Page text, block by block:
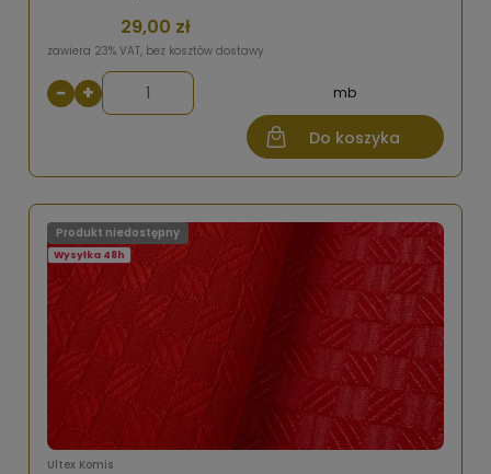
29,00 zł
zawiera 23% VAT, bez kosztów dostawy
− + mb
Do koszyka
Ultex Komis
Wysyłka 48h
Produkt niedostępny